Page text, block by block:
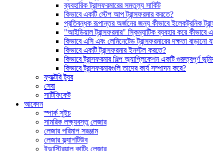
ব্যবহারিক ট্রান্সফরমারের সমতুল্য সার্কিট
কিভাবে একটি স্টেপ আপ ট্রান্সফরমার করতে?
প্রতিবন্ধক রূপান্তর অর্জনের জন্য কীভাবে ইলেকট্রনিক
"আইডিয়াল ট্রান্সফরমার" স্কিম্যাটিক ব্যবহার করে কীভাবে
কিভাবে এসি এবং লেমিনেটেড ট্রান্সফরমারের দক্ষতা বাড়ানো
কিভাবে একটি ট্রান্সফরমার ইনস্টল করতে?
কিভাবে ট্রান্সফরমার শিল্প অ্যাপ্লিকেশন একটি গুরুত্বপূর্ণ
কিভাবে ট্রান্সফরমারগুলি তাদের কার্য সম্পাদন করে?
ফ্যাক্টরি ট্যুর
সেবা
সার্টিফিকেট
আবেদন
স্পার্ক সুইচ
সামরিক লক্ষ্যবস্তু লেজার
লেজার পরিমাপ সরঞ্জাম
লেজার ফ্ল্যাশটিউব
ইন্ডাস্ট্রিয়াল কাটিং লেজার